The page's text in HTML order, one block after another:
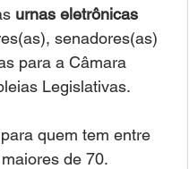
urnas eletrônicas
senadores(as)
para a Câmara
Legislativas.
quem tem entre
de 70.